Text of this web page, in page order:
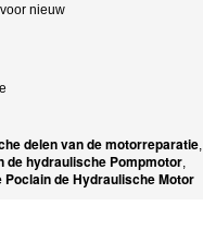
nieuw
delen van de motorreparatie,
de hydraulische Pompmotor,
Poclain de Hydraulische Motor